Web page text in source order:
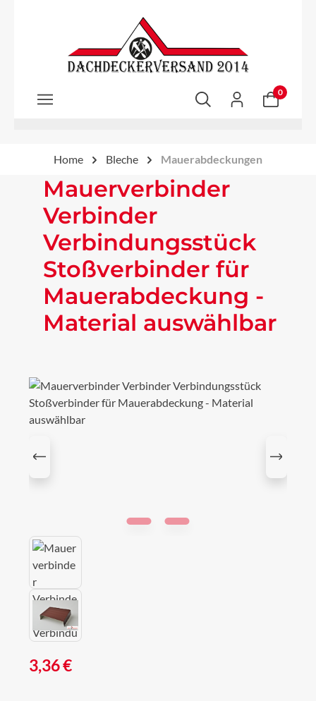
Zum Hauptinhalt springen
0
Home Bleche Mauerabdeckungen
Mauerverbinder
Verbinder
Verbindungsstück
Stoßverbinder für
Mauerabdeckung -
Material auswählbar
Bildergalerie überspringen
Regulärer Preis:
3,36 €